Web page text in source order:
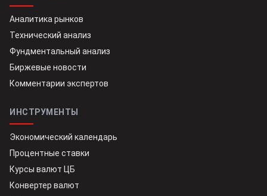
Аналитика рынков
Технический анализ
Фундментальный анализ
Биржевые новости
Комментарии экспертов
ИНСТРУМЕНТЫ
Экономический календарь
Процентные ставки
Курсы валют ЦБ
Конвертер валют